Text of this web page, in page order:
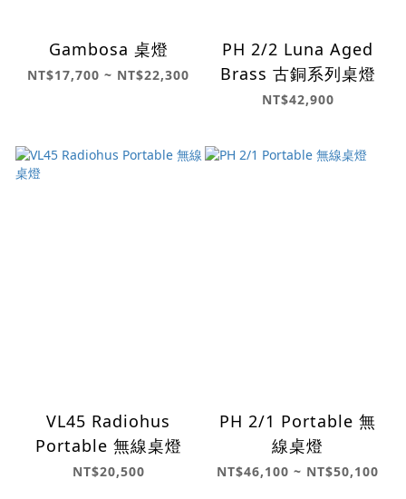
Gambosa 桌燈
NT$17,700 ~ NT$22,300
PH 2/2 Luna Aged
Brass 古銅系列桌燈
NT$42,900
VL45 Radiohus
Portable 無線桌燈
NT$20,500
PH 2/1 Portable 無
線桌燈
NT$46,100 ~ NT$50,100